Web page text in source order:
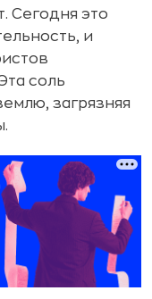
Сегодня это
и
соль
загрязняя